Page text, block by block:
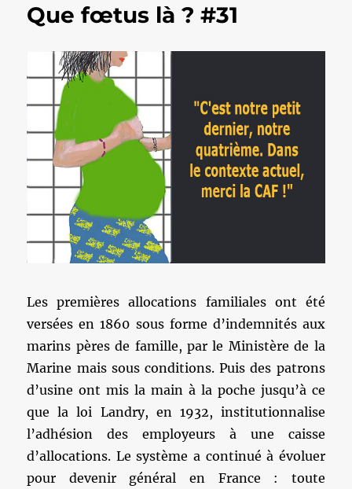
Que fœtus là ? #31
Les premières allocations familiales ont été
versées en 1860 sous forme d’indemnités aux
marins pères de famille, par le Ministère de la
Marine mais sous conditions. Puis des patrons
d’usine ont mis la main à la poche jusqu’à ce
que la loi Landry, en 1932, institutionnalise
l’adhésion des employeurs à une caisse
d’allocations. Le système a continué à évoluer
pour devenir général en France : toute